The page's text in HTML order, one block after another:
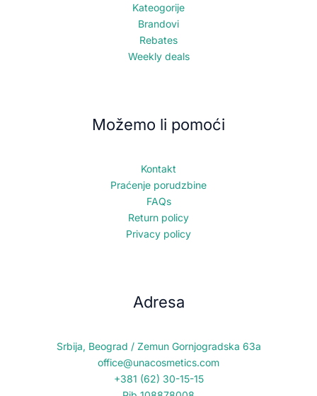
Kateogorije
Brandovi
Rebates
Weekly deals
Možemo li pomoći
Kontakt
Praćenje porudzbine
FAQs
Return policy
Privacy policy
Adresa
Srbija, Beograd / Zemun Gornjogradska 63a
office@unacosmetics.com
+381 (62) 30-15-15